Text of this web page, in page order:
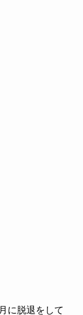
に脱退をして